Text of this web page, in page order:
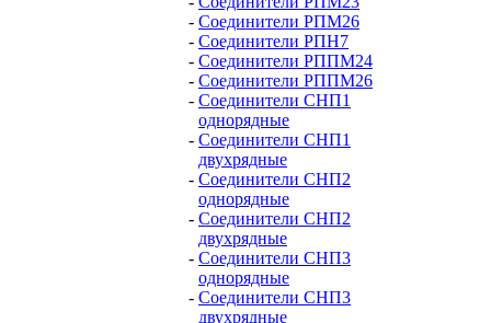
- Соединители РПМ26
- Соединители РПН7
- Соединители РППМ24
- Соединители РППМ26
- Соединители СНП1
однорядные
- Соединители СНП1
двухрядные
- Соединители СНП2
однорядные
- Соединители СНП2
двухрядные
- Соединители СНП3
однорядные
- Соединители СНП3
двухрядные